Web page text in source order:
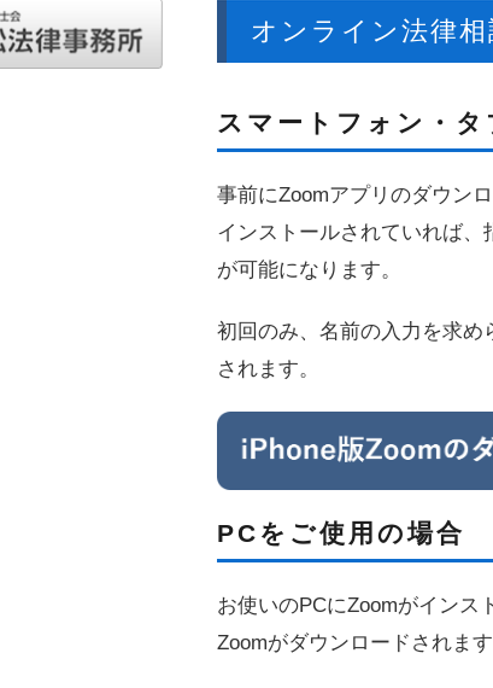
オンライン法律
スマートフォン・
事前にZoomアプリのダウン
インストールされていれば、
が可能になります。
初回のみ、名前の入力を求
されます。
PCをご使用の場合
お使いのPCにZoomがインス
Zoomがダウンロードされます